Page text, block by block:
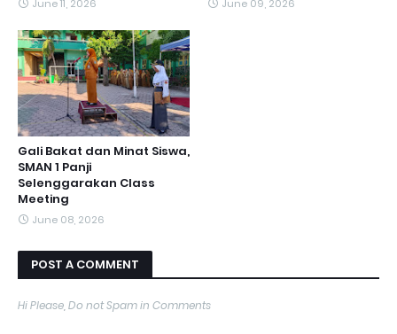
June 11, 2026 June 09, 2026
Gali Bakat dan Minat Siswa,
SMAN 1 Panji
Selenggarakan Class
Meeting
June 08, 2026
POST A COMMENT
Hi Please, Do not Spam in Comments